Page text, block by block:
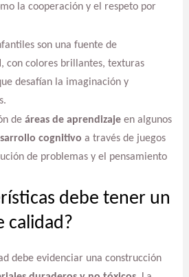
la cooperación y el respeto por
son una fuente de
, con colores brillantes, texturas
desafían la imaginación y
de áreas de aprendizajeen algunos
cognitivo a través de juegos
de problemas y el pensamiento
debe tener un
calidad?
debe evidenciar una construcción